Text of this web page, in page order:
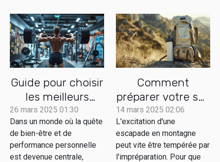
Guide pour choisir
les meilleurs
équipements de
musculation
26 mars 2025 01:30
Dans un monde où la quête
de bien-être et de
performance personnelle
est devenue centrale,
Comment
préparer votre sac
pour une
randonnée
sécurisée en
montagne
14 mars 2025 02:06
L'excitation d'une
escapade en montagne
peut vite être tempérée par
l'impréparation. Pour que